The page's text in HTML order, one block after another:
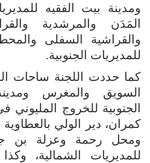
ومدينة بيت الفقيه
المَدَن والمرشدية
والقراشية السفلى
للمديريات الجنوبية.
كما حددت اللجنة ساحات
السويق والمغرس
الجنوبية للخروج
كمران، دير الولي
ومحل رحمة وعزلة بن
للمديريات الشمالية،